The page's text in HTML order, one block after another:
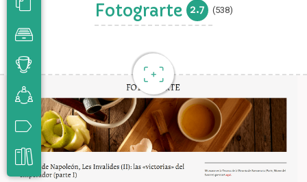
Fotograrte 2.7 (538)